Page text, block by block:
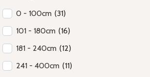
0 - 100cm (31)
101 - 180cm (16)
181 - 240cm (12)
241 - 400cm (11)